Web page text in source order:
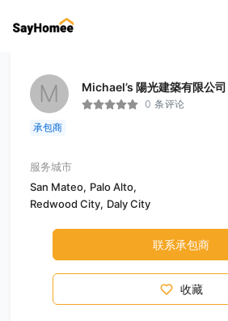
M Michael’s 陽光建築有限公司
0 条评论
承包商
服务城市
San Mateo, Palo Alto,
Redwood City, Daly City
联系承包商
收藏